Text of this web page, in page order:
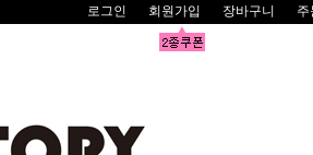
로그인 회원가입 장바구니 주